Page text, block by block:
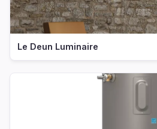
Le Deun Luminaire